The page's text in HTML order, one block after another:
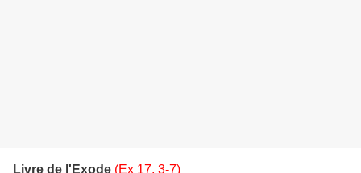
Livre de l'Exode (Ex 17, 3-7)